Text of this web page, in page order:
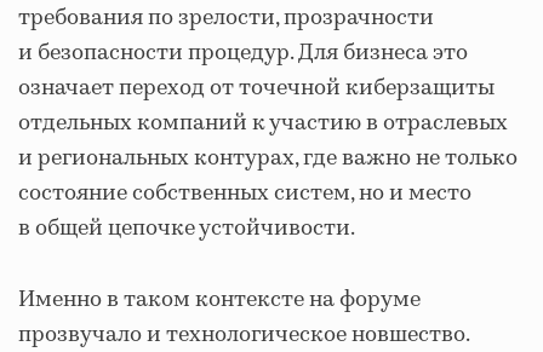
требования по зрелости, прозрачности
и безопасности процедур. Для бизнеса это
означает переход от точечной киберзащиты
отдельных компаний к участию в отраслевых
и региональных контурах, где важно не только
состояние собственных систем, но и место
в общей цепочке устойчивости.
Именно в таком контексте на форуме
прозвучало и технологическое новшество.